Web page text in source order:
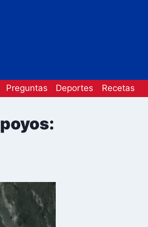
Preguntas Deportes Recetas